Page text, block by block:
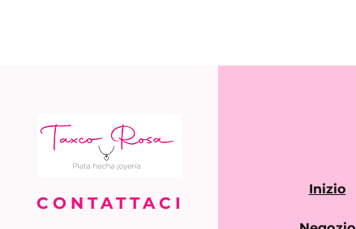
CONTATTACI
Inizio